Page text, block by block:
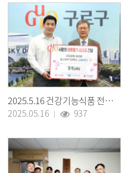
2025.5.16 건강기능식품 전달식(알레, 메이제이무역)
2025.05.16
937